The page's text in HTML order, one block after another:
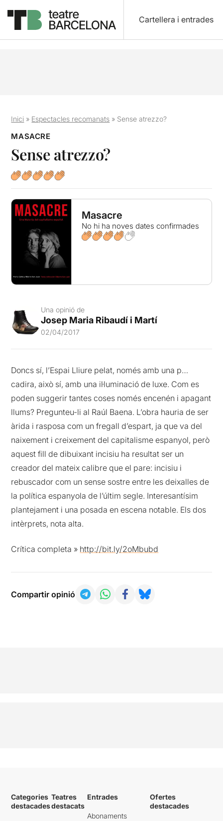
Cartellera i entrades
Inici » Espectacles recomanats » Sense atrezzo?
MASACRE
Sense atrezzo?
Masacre
No hi ha noves dates confirmades
Una opinió de
Josep Maria Ribaudí i Martí
02/04/2017
Doncs sí, l’Espai Lliure pelat, només amb una p…
cadira, això sí, amb una il·luminació de luxe. Com es
poden suggerir tantes coses només encenén i apagant
llums? Pregunteu-li al Raúl Baena. L’obra hauria de ser
àrida i rasposa com un fregall d’espart, ja que va del
naixement i creixement del capitalisme espanyol, però
aquest fill de dibuixant incisiu ha resultat ser un
creador del mateix calibre que el pare: incisiu i
rebuscador com un sense sostre entre les deixalles de
la política espanyola de l’últim segle. Interesantísim
plantejament i una posada en escena notable. Els dos
intèrprets, nota alta.
Crítica completa » http://bit.ly/2oMbubd
Compartir opinió
Categories
destacades
Teatres
destacats
Entrades
Abonaments
Ofertes
destacades